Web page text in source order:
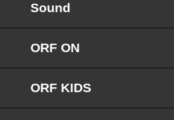
Sound
ORF ON
ORF KIDS